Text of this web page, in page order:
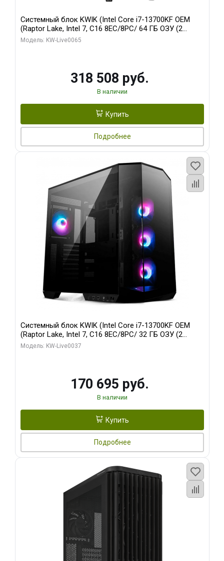
Системный блок KWIK (Intel Core i7-13700KF OEM
(Raptor Lake, Intel 7, C16 8EC/8PC/ 64 ГБ ОЗУ (2
модуля)/ ASUS RTX5080 PROART OC 16GB GDDR7
Модель: KW-Live0065
318 508 руб.
В наличии
Купить
Подробнее
Системный блок KWIK (Intel Core i7-13700KF OEM
(Raptor Lake, Intel 7, C16 8EC/8PC/ 32 ГБ ОЗУ (2
модуля)/ Gigabyte RTX5070 AERO OC 12GB GDDR7
Модель: KW-Live0037
170 695 руб.
В наличии
Купить
Подробнее